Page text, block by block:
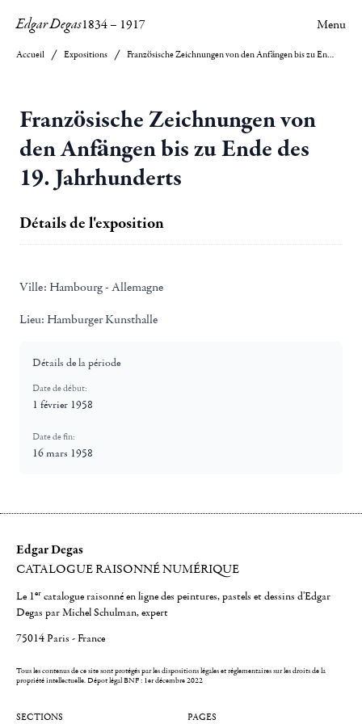
Edgar Degas1834– 1917 Menu
Accueil Expositions Französische Zeichnungen von den Anfängen bis zu Ende des 19. Jahrhunderts
Französische Zeichnungen von
den Anfängen bis zu Ende des
19. Jahrhunderts
Détails de l'exposition
Ville: Hambourg - Allemagne
Lieu: Hamburger Kunsthalle
Détails de la période
Date de début:
1 février 1958
Date de fin:
16 mars 1958
Edgar Degas
CATALOGUE RAISONNÉ NUMÉRIQUE
Le 1er catalogue raisonné en ligne des peintures, pastels et dessins d'Edgar
Degas par Michel Schulman, expert
75014 Paris - France
Tous les contenus de ce site sont protégés par les dispositions légales et réglementaires sur les droits de la
propriété intellectuelle.Dépot légal BNF : 1er décembre 2022
SECTIONS PAGES